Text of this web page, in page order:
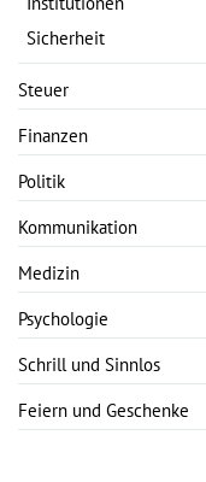
Sicherheit
Steuer
Finanzen
Politik
Kommunikation
Medizin
Psychologie
Schrill und Sinnlos
Feiern und Geschenke